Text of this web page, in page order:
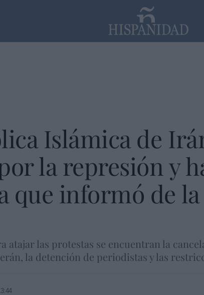
Islámica de
la represión y
que informó de
atajar las protestas se encuentran la
la detención de periodistas y las